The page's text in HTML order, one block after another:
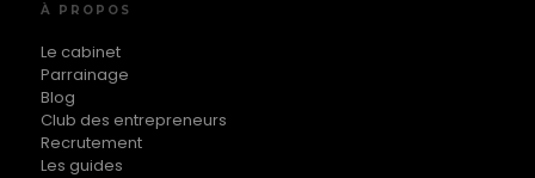
À PROPOS
Le cabinet
Parrainage
Blog
Club des entrepreneurs
Recrutement
Les guides